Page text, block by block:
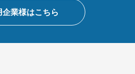
企業様はこちら